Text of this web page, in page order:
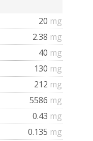
20 mg
2.38 mg
40 mg
130 mg
212 mg
5586 mg
0.43 mg
0.135 mg